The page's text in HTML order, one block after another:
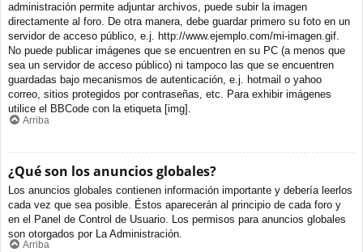
administración permite adjuntar archivos, puede subir la imagen
directamente al foro. De otra manera, debe guardar primero su foto en un
servidor de acceso público, e.j. http://www.ejemplo.com/mi-imagen.gif.
No puede publicar imágenes que se encuentren en su PC (a menos que
sea un servidor de acceso público) ni tampoco las que se encuentren
guardadas bajo mecanismos de autenticación, e.j. hotmail o yahoo
correo, sitios protegidos por contraseñas, etc. Para exhibir imágenes
utilice el BBCode con la etiqueta [img].
Arriba
¿Qué son los anuncios globales?
Los anuncios globales contienen información importante y debería leerlos
cada vez que sea posible. Éstos aparecerán al principio de cada foro y
en el Panel de Control de Usuario. Los permisos para anuncios globales
son otorgados por La Administración.
Arriba